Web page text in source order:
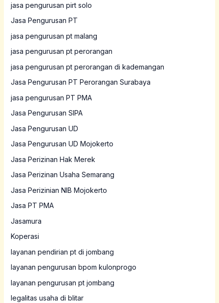
jasa pengurusan pirt solo
Jasa Pengurusan PT
jasa pengurusan pt malang
jasa pengurusan pt perorangan
jasa pengurusan pt perorangan di kademangan
Jasa Pengurusan PT Perorangan Surabaya
jasa pengurusan PT PMA
Jasa Pengurusan SIPA
Jasa Pengurusan UD
Jasa Pengurusan UD Mojokerto
Jasa Perizinan Hak Merek
Jasa Perizinan Usaha Semarang
Jasa Perizinian NIB Mojokerto
Jasa PT PMA
Jasamura
Koperasi
layanan pendirian pt di jombang
layanan pengurusan bpom kulonprogo
layanan pengurusan pt jombang
legalitas usaha di blitar